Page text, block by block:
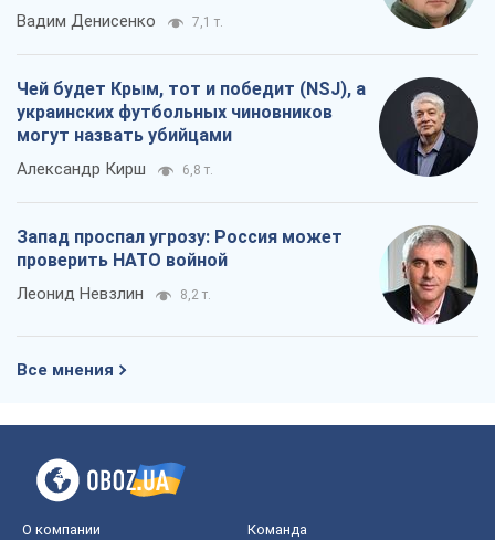
Вадим Денисенко 7,1 т.
Чей будет Крым, тот и победит (NSJ), а
украинских футбольных чиновников
могут назвать убийцами
Александр Кирш 6,8 т.
Запад проспал угрозу: Россия может
проверить НАТО войной
Леонид Невзлин 8,2 т.
Все мнения
О компании Команда